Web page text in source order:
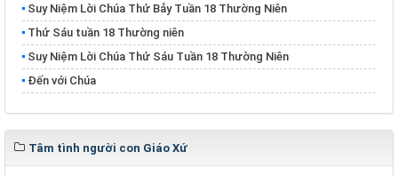
Suy Niệm Lời Chúa Thứ Bảy Tuần 18 Thường Niên
Thứ Sáu tuần 18 Thường niên
Suy Niệm Lời Chúa Thứ Sáu Tuần 18 Thường Niên
Đến với Chúa
Tâm tình người con Giáo Xứ